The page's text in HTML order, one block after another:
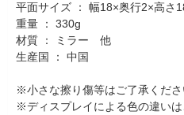
平面サイズ ： 幅18×奥行2×高さ
重量 ： 330g
材質 ： ミラー 他
生産国 ： 中国
※小さな擦り傷等はご了承くだ
※ディスプレイによる色の違い